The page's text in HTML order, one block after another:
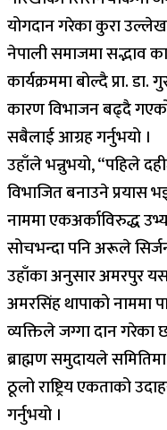
योगदान गरेका कुरा
नेपाली समाजमा सद्भाव
कार्यक्रममा बोल्दै प्रा.
कारण विभाजन बढ्दै
सबैलाई आग्रह गर्नुभयो ।
उहाँले भन्नुभयो, “पहिले
विभाजित बनाउने प्रयास
नाममा एकअर्काविरुद्ध
सोचभन्दा पनि अरूले
उहाँका अनुसार अमरपुर
अमरसिंह थापाको नाममा
व्यक्तिले जग्गा दान
ब्राह्मण समुदायले
ठूलो राष्ट्रिय एकताको
गर्नुभयो ।